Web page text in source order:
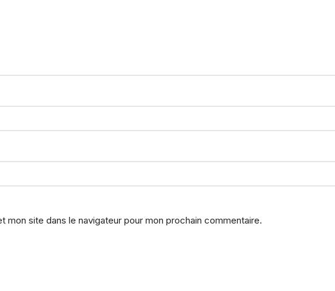
mon site dans le navigateur pour mon prochain commentaire.